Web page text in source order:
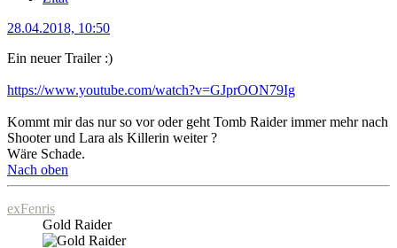
28.04.2018, 10:50
Ein neuer Trailer :)
https://www.youtube.com/watch?v=GJprOON79Ig
Kommt mir das nur so vor oder geht Tomb Raider immer mehr nach
Shooter und Lara als Killerin weiter ?
Wäre Schade.
Nach oben
exFenris
Gold Raider